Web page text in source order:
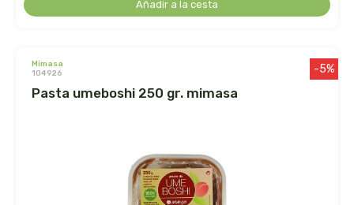
Añadir a la cesta
mimasa
104926
pasta umeboshi 250 gr. mimasa
-5%
ihrlich